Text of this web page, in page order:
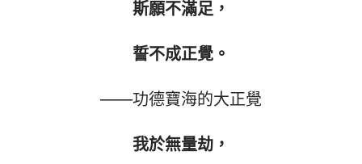
斯願不滿足，
誓不成正覺。
——功德寶海的大正覺
我於無量劫，